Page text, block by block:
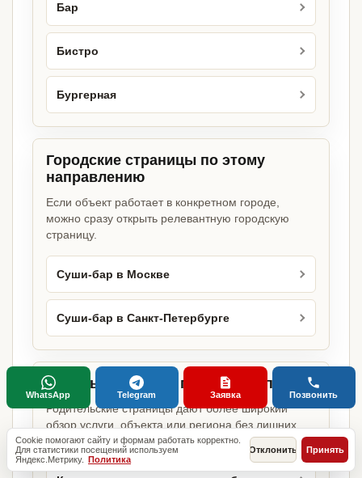
Бар
Бистро
Бургерная
Городские страницы по этому
направлению
Если объект работает в конкретном городе,
можно сразу открыть релевантную городскую
страницу.
Суши-бар в Москве
Суши-бар в Санкт-Петербурге
Базовые разделы по этому запросу
Родительские страницы дают более широкий
обзор услуги, объекта или региона без лишних
переходов.
Cookie помогают сайту и формам работать корректно.
Для статистики посещений используем
Яндекс.Метрику. Политика
Отклонить Принять
WhatsApp Telegram Заявка Позвонить